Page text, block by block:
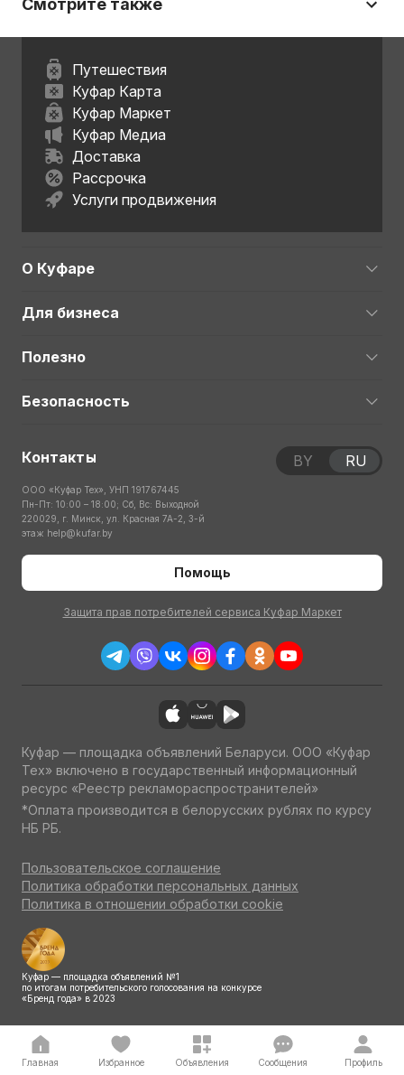
Смотрите также
Путешествия
Куфар Карта
Куфар Маркет
Куфар Медиа
Доставка
Рассрочка
Услуги продвижения
О Куфаре
Для бизнеса
Полезно
Безопасность
Контакты
ООО «Куфар Тех», УНП 191767445
Пн-Пт: 10:00 – 18:00; Сб, Вс: Выходной
220029, г. Минск, ул. Красная 7А-2, 3-й
этаж help@kufar.by
Помощь
Защита прав потребителей сервиса Куфар Маркет
BY RU
Куфар — площадка объявлений Беларуси. ООО «Куфар
Тех» включено в государственный информационный
ресурс «Реестр рекламораспространителей»
*Оплата производится в белорусских рублях по курсу
НБ РБ.
Пользовательское соглашение
Политика обработки персональных данных
Политика в отношении обработки cookie
Куфар — площадка объявлений №1
по итогам потребительского голосования на конкурсе
«Бренд года» в 2023
Главная Избранное Объявления Сообщения Профиль